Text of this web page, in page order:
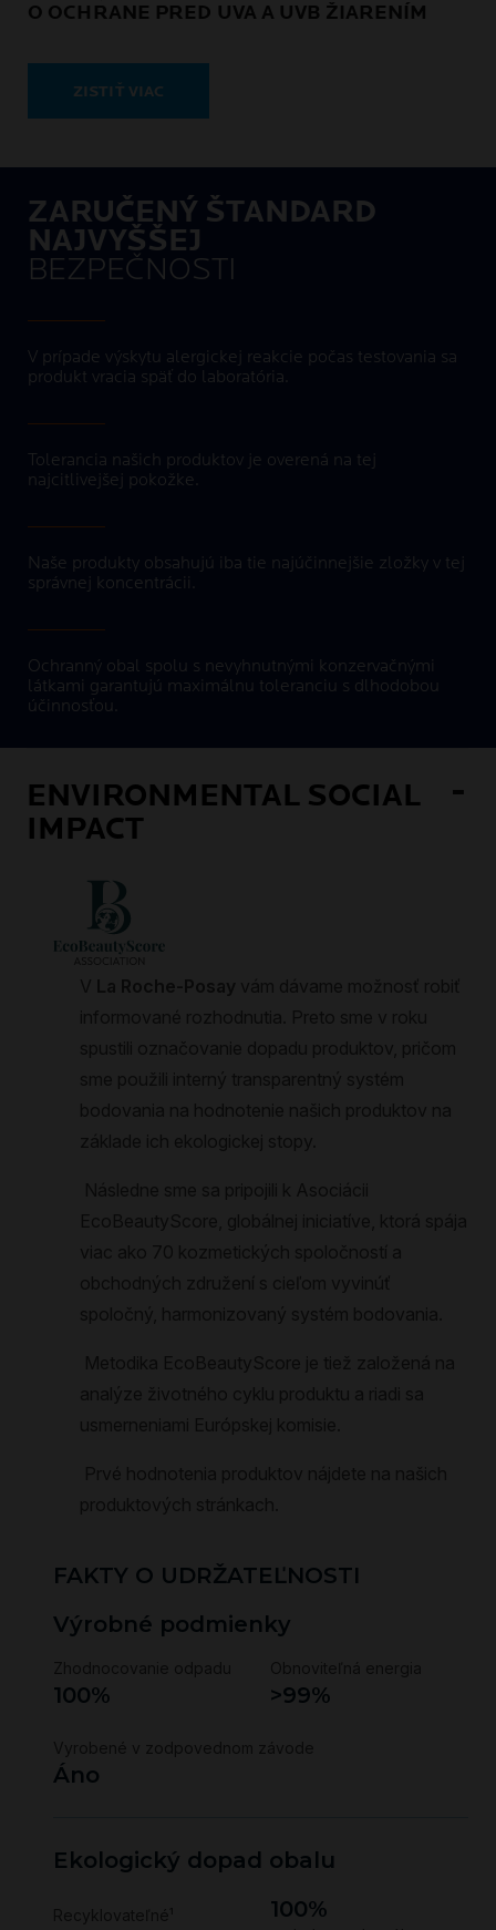
O OCHRANE PRED UVA A UVB ŽIARENÍM
ZISTIŤ VIAC
ZARUČENÝ ŠTANDARD
NAJVYŠŠEJ
BEZPEČNOSTI
V prípade výskytu alergickej reakcie počas testovania sa
produkt vracia späť do laboratória.
Tolerancia našich produktov je overená na tej
najcitlivejšej pokožke.
Naše produkty obsahujú iba tie najúčinnejšie zložky v tej
správnej koncentrácii.
Ochranný obal spolu s nevyhnutnými konzervačnými
látkami garantujú maximálnu toleranciu s dlhodobou
účinnosťou.
ENVIRONMENTAL SOCIAL
IMPACT